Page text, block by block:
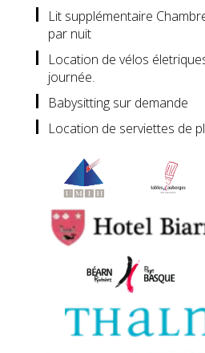
Lit supplémentaire
par nuit
Location de vélos
journée.
Babysitting sur demande
Location de serviettes de